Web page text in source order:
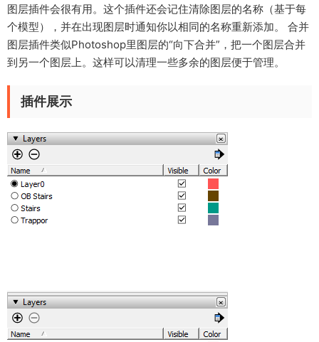
图层插件会很有用。这个插件还会记住清除图层的名称（基于每
个模型），并在出现图层时通知你以相同的名称重新添加。 合并
图层插件类似Photoshop里图层的“向下合并”，把一个图层合并
到另一个图层上。这样可以清理一些多余的图层便于管理。
插件展示